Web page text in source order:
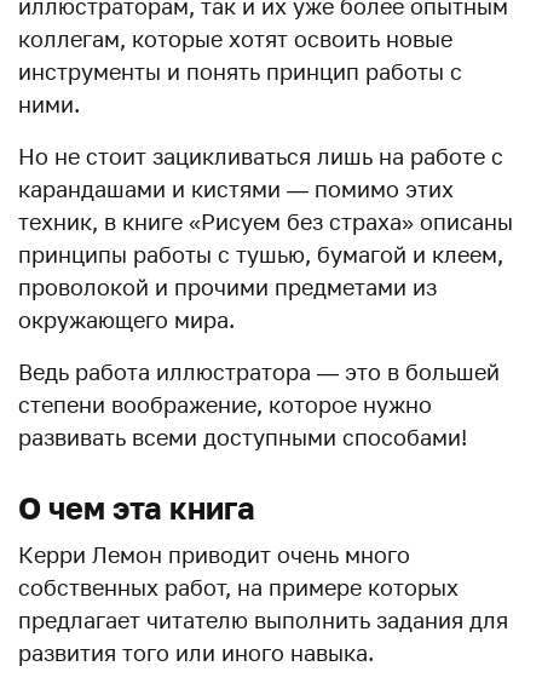
иллюстраторам, так и их уже более опытным
коллегам, которые хотят освоить новые
инструменты и понять принцип работы с
ними.
Но не стоит зацикливаться лишь на работе с
карандашами и кистями — помимо этих
техник, в книге «Рисуем без страха» описаны
принципы работы с тушью, бумагой и клеем,
проволокой и прочими предметами из
окружающего мира.
Ведь работа иллюстратора — это в большей
степени воображение, которое нужно
развивать всеми доступными способами!
О чем эта книга
Керри Лемон приводит очень много
собственных работ, на примере которых
предлагает читателю выполнить задания для
развития того или иного навыка.